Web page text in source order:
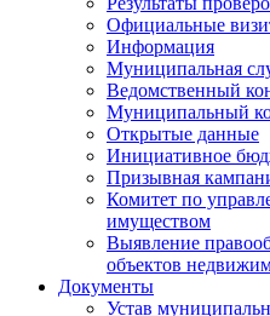
Официальные
Информация
Муниципальная
Ведомственный
Муниципальный
Открытые данные
Инициативное
Призывная
Комитет по
имуществом
Выявление
объектов
Документы
Устав